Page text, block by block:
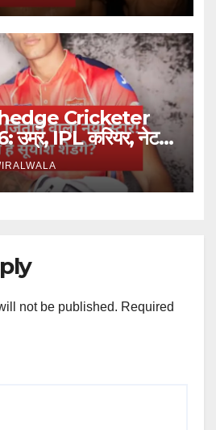
Cricketer
उम्र, IPL करियर, नेट
not be published. Required